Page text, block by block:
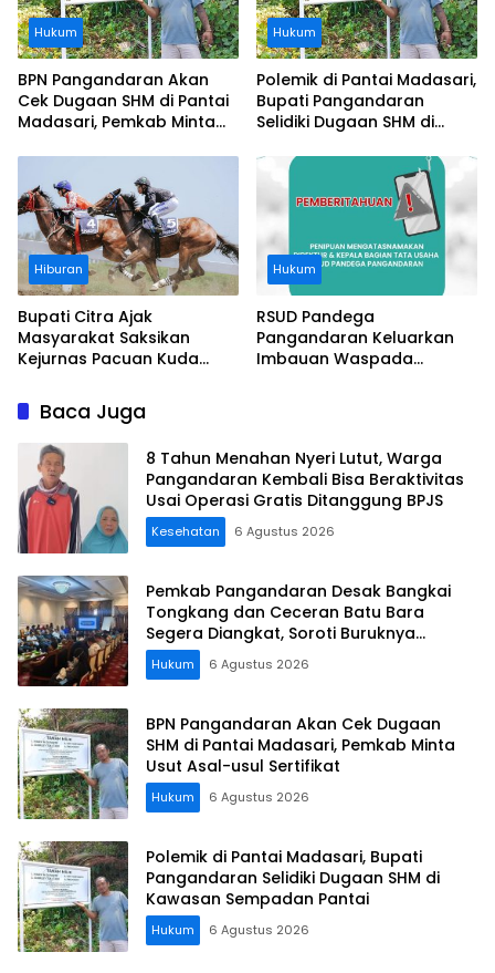
Hukum
BPN Pangandaran Akan
Cek Dugaan SHM di Pantai
Madasari, Pemkab Minta
Hukum
Polemik di Pantai Madasari,
Bupati Pangandaran
Selidiki Dugaan SHM di
Pantai
Hiburan
Bupati Citra Ajak
Masyarakat Saksikan
Kejurnas Pacuan Kuda
Legokjawa
Hukum
RSUD Pandega
Pangandaran Keluarkan
Imbauan Waspada
Baca Juga
8 Tahun Menahan Nyeri Lutut, Warga
Pangandaran Kembali Bisa Beraktivitas
Usai Operasi Gratis Ditanggung BPJS
Kesehatan 6 Agustus 2026
Pemkab Pangandaran Desak Bangkai
Tongkang dan Ceceran Batu Bara
Segera Diangkat, Soroti Buruknya
Koordinasi Perusahaan
Hukum 6 Agustus 2026
BPN Pangandaran Akan Cek Dugaan
SHM di Pantai Madasari, Pemkab Minta
Usut Asal-usul Sertifikat
Hukum 6 Agustus 2026
Polemik di Pantai Madasari, Bupati
Pangandaran Selidiki Dugaan SHM di
Kawasan Sempadan Pantai
Hukum 6 Agustus 2026